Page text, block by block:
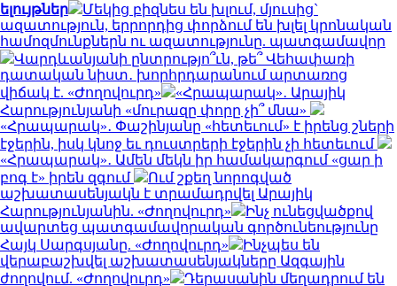
ելույթներ
Մեկից բիզնես են խլում, մյուսից`
ազատություն, երրորդից փորձում են խլել կրոնական
համոզմունքներն ու ազատությունը. պատգամավոր
Վարդևանյանի ընտրությո՞ւն, թե՞ Վեհափառի
դատական նիստ․ խորհրդարանում արտառոց
վիճակ է. «Ժողովուրդ»
«Հրապարակ»․ Արայիկ
Հարությունյանի «մուրազը փորը չի՞ մնա»
«Հրապարակ»․ Փաշինյանը «հետեւում» է իրենց շների
էջերին, իսկ կնոջ եւ դուստրերի էջերին չի հետեւում
«Հրապարակ»․ Ամեն մեկն իր համակարգում «ցար ի
բոգ է» իրեն զգում
Ում շքեղ նորոգված
աշխատասենյակն է տրամադրվել Արայիկ
Հարությունյանին. «Ժողովուրդ»
Ինչ ունեցվածքով
ավարտեց պատգամավորական գործունեությունը
Հայկ Սարգսյանը. «Ժողովուրդ»
Ինչպես են
վերաբաշխվել աշխատասենյակները Ազգային
ժողովում. «Ժողովուրդ»
Դերասանին մեղադրում են